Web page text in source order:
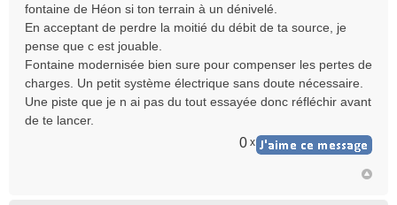
a
g
e
n
l
u
fontaine de Héon si ton terrain à un dénivelé.
En acceptant de perdre la moitié du débit de ta source, je
pense que c est jouable.
Fontaine modernisée bien sure pour compenser les pertes de
charges. Un petit système électrique sans doute nécessaire.
Une piste que je n ai pas du tout essayée donc réfléchir avant
de te lancer.
0 x